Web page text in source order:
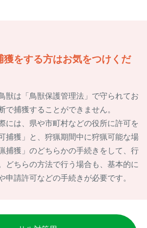
獲をする方はお気をつけくだ
獣は「鳥獣保護管理法」で守られてお
で捕獲することができません。
には、県や市町村などの役所に許可を
捕獲」と、狩猟期間中に狩猟可能な場
捕獲」のどちらかの手続きをして、行
どちらの方法で行う場合も、基本的に
申請許可などの手続きが必要です。